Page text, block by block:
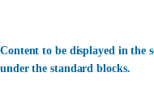
Content to be displayed in the
under the standard blocks.